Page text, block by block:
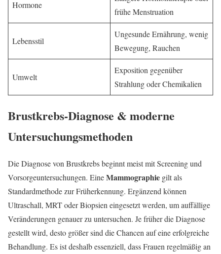
Hormone
frühe Menstruation
Lebensstil
Ungesunde Ernährung, wenig
Bewegung, Rauchen
Umwelt
Exposition gegenüber
Strahlung oder Chemikalien
Brustkrebs-Diagnose & moderne
Untersuchungsmethoden
Die Diagnose von Brustkrebs beginnt meist mit Screening und
Vorsorgeuntersuchungen. EineMammographie gilt als
Standardmethode zur Früherkennung. Ergänzend können
Ultraschall, MRT oder Biopsien eingesetzt werden, um auffällige
Veränderungen genauer zu untersuchen. Je früher die Diagnose
gestellt wird, desto größer sind die Chancen auf eine erfolgreiche
Behandlung. Es ist deshalb essenziell, dass Frauen regelmäßig an